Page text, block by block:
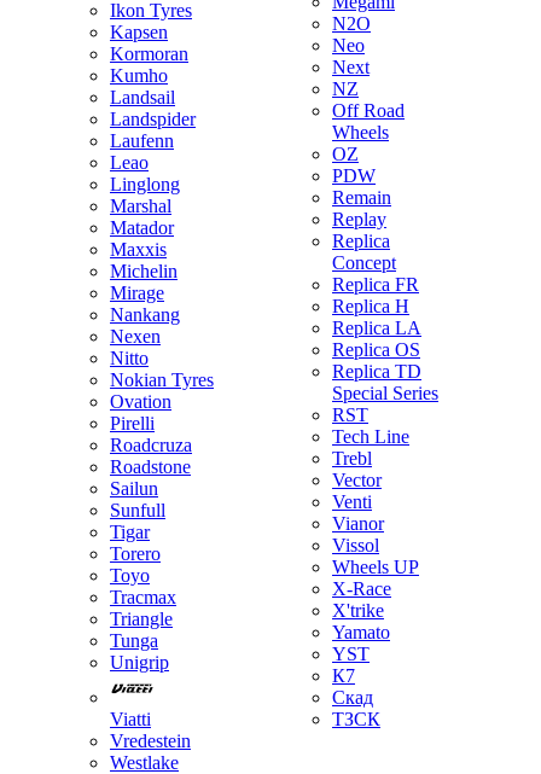
Ikon Tyres
Kapsen
Kormoran
Kumho
Landsail
Landspider
Laufenn
Leao
Linglong
Marshal
Matador
Maxxis
Michelin
Mirage
Nankang
Nexen
Nitto
Nokian Tyres
Ovation
Pirelli
Roadcruza
Roadstone
Sailun
Sunfull
Tigar
Torero
Toyo
Tracmax
Triangle
Tunga
Unigrip
Viatti
Vredestein
Westlake
N2O
Neo
Next
NZ
Off Road
Wheels
OZ
PDW
Remain
Replay
Replica
Concept
Replica FR
Replica H
Replica LA
Replica OS
Replica TD
Special Series
RST
Tech Line
Trebl
Vector
Venti
Vianor
Vissol
Wheels UP
X-Race
X'trike
Yamato
YST
К7
Скад
ТЗСК